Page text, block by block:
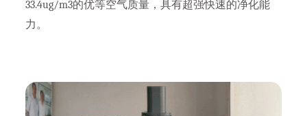
33.4ug/m3的优等空气质量，具有超强快速的净化能
力。